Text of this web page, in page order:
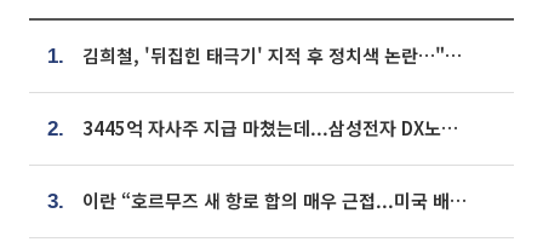
1. 김희철, '뒤집힌 태극기' 지적 후 정치색 논란…"좌우 떠나 우리나라 국기"
2. 3445억 자사주 지급 마쳤는데...삼성전자 DX노조, 뒤늦은 '떼쓰기 집회'
3. 이란 “호르무즈 새 항로 합의 매우 근접...미국 배상 먼저”